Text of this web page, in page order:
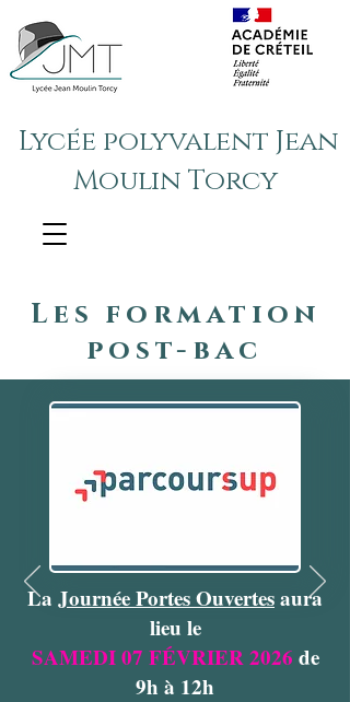
Lycée polyvalent Jean
Moulin Torcy
Les formation
post-bac
La Journée Portes Ouvertesaura
lieu le
SAMEDI 07 FÉVRIER 2026 de
9h à 12h